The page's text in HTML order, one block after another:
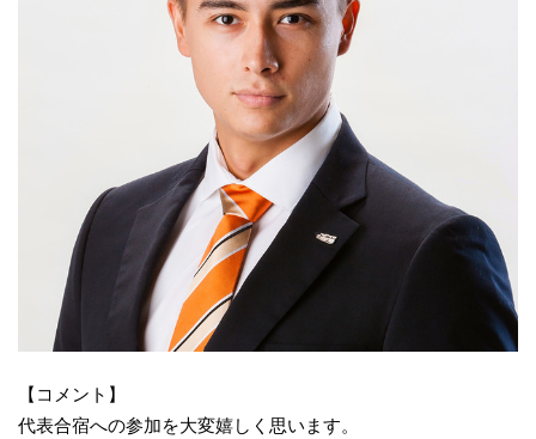
【コメント】
代表合宿への参加を大変嬉しく思います。